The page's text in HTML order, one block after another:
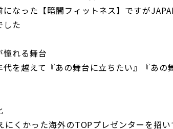
なった【暗闇フィットネス】ですが
した
れる舞台
代を越えて『あの舞台に立ちたい』『あ
にくかった海外のTOPプレゼンターを招